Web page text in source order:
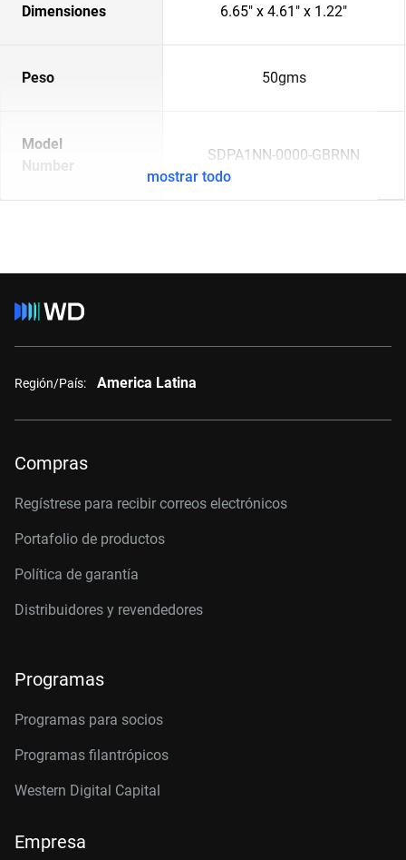
Dimensiones 6.65" x 4.61" x 1.22"
Peso 50gms
Model
Number
SDPA1NN-0000-GBRNN
mostrar todo
Región/País: America Latina
Compras
Regístrese para recibir correos electrónicos
Portafolio de productos
Política de garantía
Distribuidores y revendedores
Programas
Programas para socios
Programas filantrópicos
Western Digital Capital
Empresa